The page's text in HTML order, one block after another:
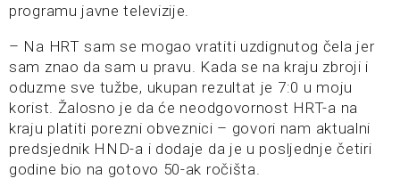
programu javne televizije.
– Na HRT sam se mogao vratiti uzdignutog čela jer
sam znao da sam u pravu. Kada se na kraju zbroji i
oduzme sve tužbe, ukupan rezultat je 7:0 u moju
korist. Žalosno je da će neodgovornost HRT-a na
kraju platiti porezni obveznici – govori nam aktualni
predsjednik HND-a i dodaje da je u posljednje četiri
godine bio na gotovo 50-ak ročišta.